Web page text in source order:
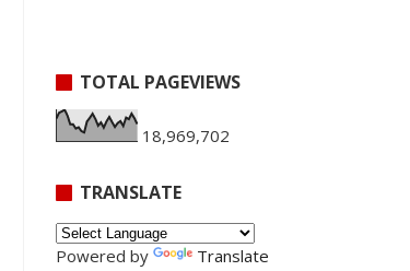
TOTAL PAGEVIEWS
18,969,702
TRANSLATE
Powered by Translate